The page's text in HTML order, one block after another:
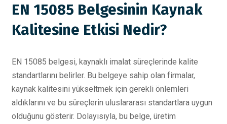
EN 15085 Belgesinin Kaynak
Kalitesine Etkisi Nedir?
EN 15085 belgesi, kaynaklı imalat süreçlerinde kalite
standartlarını belirler. Bu belgeye sahip olan firmalar,
kaynak kalitesini yükseltmek için gerekli önlemleri
aldıklarını ve bu süreçlerin uluslararası standartlara uygun
olduğunu gösterir. Dolayısıyla, bu belge, üretim